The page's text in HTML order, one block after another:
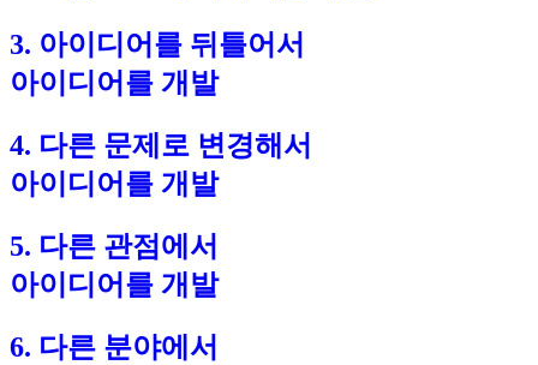
3. 아이디어를 뒤틀어서
아이디어를 개발
4. 다른 문제로 변경해서
아이디어를 개발
5. 다른 관점에서
아이디어를 개발
6. 다른 분야에서